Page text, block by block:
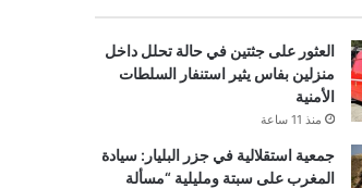
العثور على جثتين في حالة تحلل داخل
منزلين بفاس يثير استنفار السلطات
الأمنية
منذ 11 ساعة
جمعية استقلالية في جزر البليار: سيادة
المغرب على سبتة ومليلية “مسألة